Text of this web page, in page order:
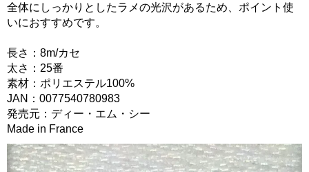
全体にしっかりとしたラメの光沢があるため、ポイント使
いにおすすめです。
長さ：8m/カセ
太さ：25番
素材：ポリエステル100%
JAN：0077540780983
発売元：ディー・エム・シー
Made in France